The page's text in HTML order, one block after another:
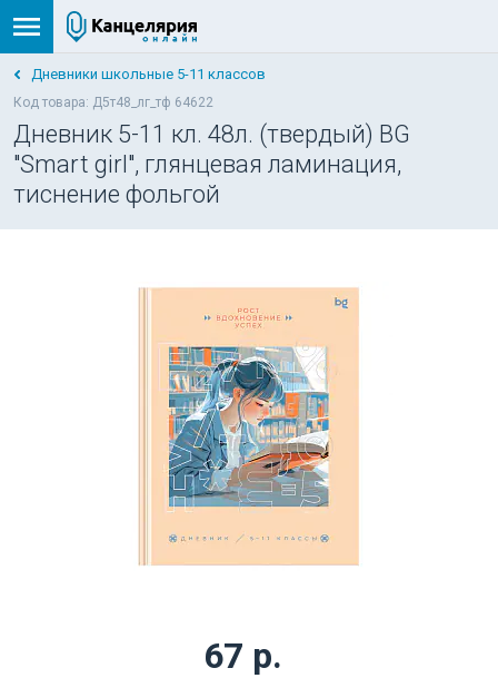
Дневники школьные 5-11 классов
Код товара: Д5т48_лг_тф 64622
Дневник 5-11 кл. 48л. (твердый) BG
"Smart girl", глянцевая ламинация,
тиснение фольгой
67 р.